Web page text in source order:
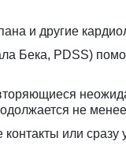
и другие
Бека, PDSS)
не
контакты или сразу